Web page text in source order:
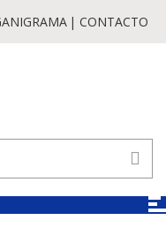
CONTACTO